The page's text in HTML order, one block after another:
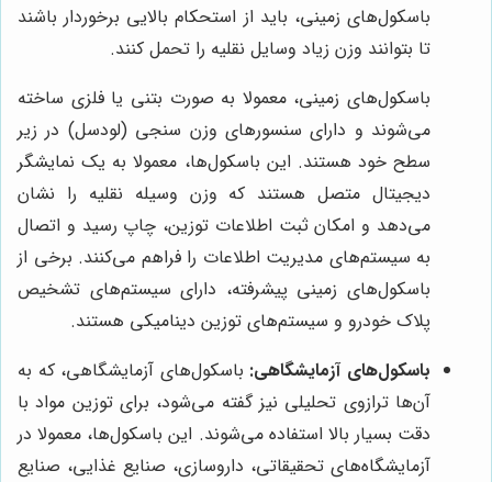
باسکول‌های زمینی، باید از استحکام بالایی برخوردار باشند
تا بتوانند وزن زیاد وسایل نقلیه را تحمل کنند.
باسکول‌های زمینی، معمولا به صورت بتنی یا فلزی ساخته
می‌شوند و دارای سنسورهای وزن سنجی (لودسل) در زیر
سطح خود هستند. این باسکول‌ها، معمولا به یک نمایشگر
دیجیتال متصل هستند که وزن وسیله نقلیه را نشان
می‌دهد و امکان ثبت اطلاعات توزین، چاپ رسید و اتصال
به سیستم‌های مدیریت اطلاعات را فراهم می‌کنند. برخی از
باسکول‌های زمینی پیشرفته، دارای سیستم‌های تشخیص
پلاک خودرو و سیستم‌های توزین دینامیکی هستند.
باسکول‌های آزمایشگاهی: باسکول‌های آزمایشگاهی، که به
آن‌ها ترازوی تحلیلی نیز گفته می‌شود، برای توزین مواد با
دقت بسیار بالا استفاده می‌شوند. این باسکول‌ها، معمولا در
آزمایشگاه‌های تحقیقاتی، داروسازی، صنایع غذایی، صنایع